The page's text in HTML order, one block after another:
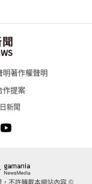
明著作權聲明
作提案
新聞
不許轉載本網站內容 ©